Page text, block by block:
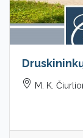
M. K.